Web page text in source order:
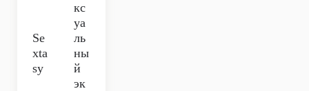
Se
xta
sy
кс
уа
ль
ны
й
эк